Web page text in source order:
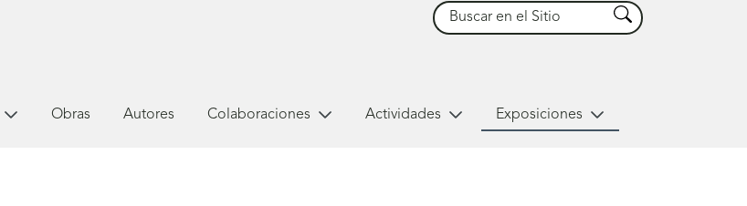
Buscar Buscar
Obras Autores Colaboraciones Actividades Exposiciones